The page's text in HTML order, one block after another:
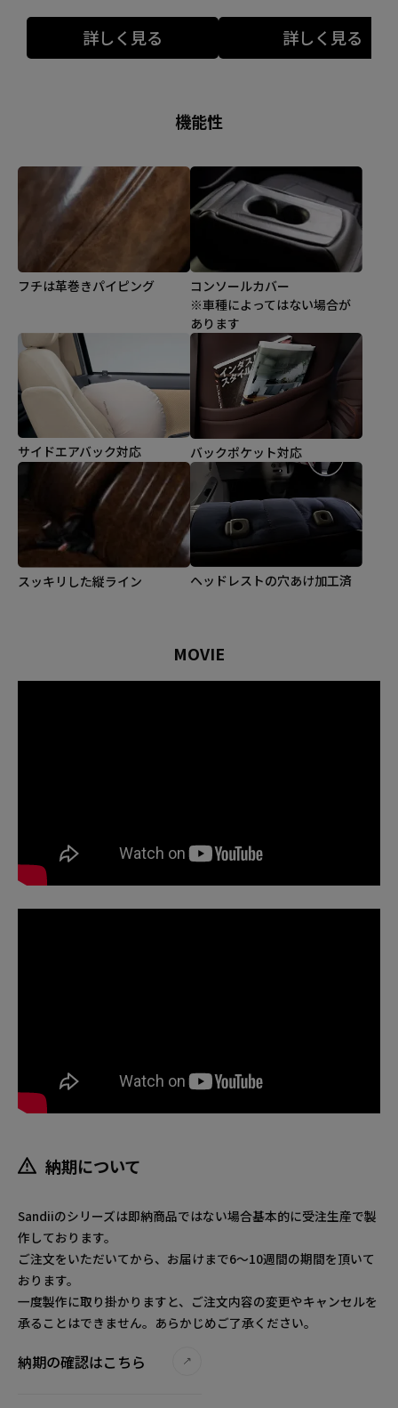
詳しく見る 詳しく見る
機能性
フチは革巻きパイピング
コンソールカバー
※車種によってはない場合が
あります
サイドエアバック対応 バックポケット対応
スッキリした縦ライン ヘッドレストの穴あけ加工済
MOVIE
納期について
Sandiiのシリーズは即納商品ではない場合基本的に受注生産で製
作しております。
ご注文をいただいてから、お届けまで6～10週間の期間を頂いて
おります。
一度製作に取り掛かりますと、ご注文内容の変更やキャンセルを
承ることはできません。あらかじめご了承ください。
納期の確認はこちら